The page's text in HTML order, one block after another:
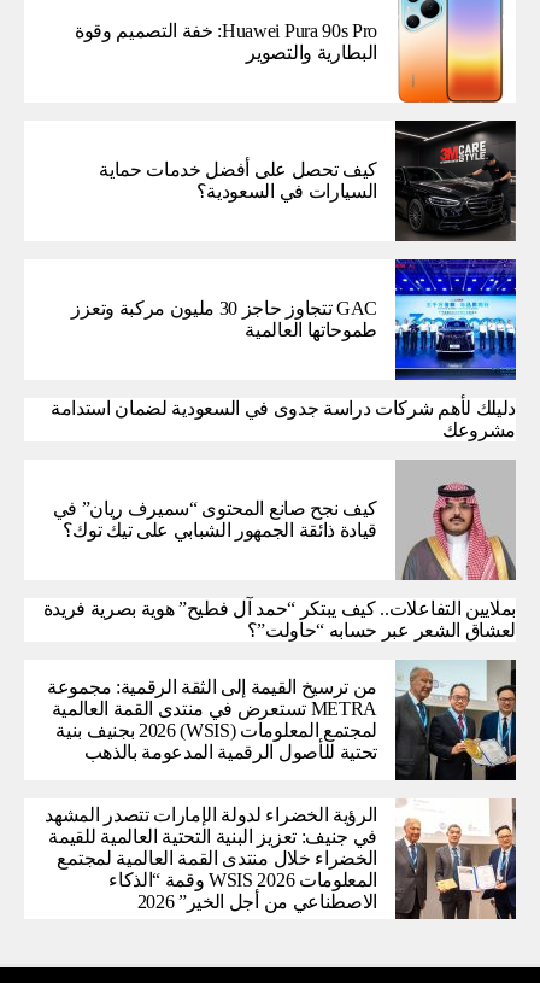
Huawei Pura 90s Pro: خفة التصميم وقوة
البطارية والتصوير
كيف تحصل على أفضل خدمات حماية
السيارات في السعودية؟
GAC تتجاوز حاجز 30 مليون مركبة وتعزز
طموحاتها العالمية
دليلك لأهم شركات دراسة جدوى في السعودية لضمان استدامة
مشروعك
كيف نجح صانع المحتوى “سميرف ريان” في
قيادة ذائقة الجمهور الشبابي على تيك توك؟
بملايين التفاعلات.. كيف يبتكر “حمد آل فطيح” هوية بصرية فريدة
لعشاق الشعر عبر حسابه “حاولت”؟
من ترسيخ القيمة إلى الثقة الرقمية: مجموعة
METRA تستعرض في منتدى القمة العالمية
لمجتمع المعلومات (WSIS) 2026 بجنيف بنية
تحتية للأصول الرقمية المدعومة بالذهب
الرؤية الخضراء لدولة الإمارات تتصدر المشهد
في جنيف: تعزيز البنية التحتية العالمية للقيمة
الخضراء خلال منتدى القمة العالمية لمجتمع
المعلومات WSIS 2026 وقمة “الذكاء
الاصطناعي من أجل الخير” 2026